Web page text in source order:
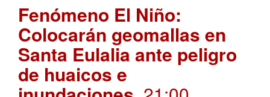
Fenómeno El Niño:
Colocarán geomallas en
Santa Eulalia ante peligro
de huaicos e